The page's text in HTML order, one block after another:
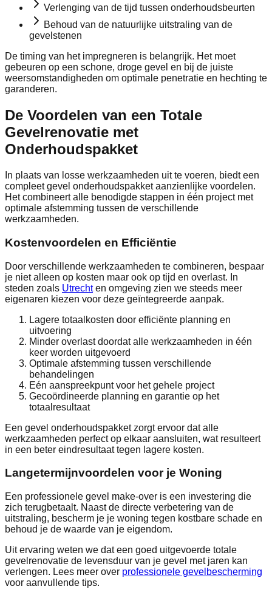
Verlenging van de tijd tussen onderhoudsbeurten
Behoud van de natuurlijke uitstraling van de
gevelstenen
De timing van het impregneren is belangrijk. Het moet
gebeuren op een schone, droge gevel en bij de juiste
weersomstandigheden om optimale penetratie en hechting te
garanderen.
De Voordelen van een Totale
Gevelrenovatie met
Onderhoudspakket
In plaats van losse werkzaamheden uit te voeren, biedt een
compleet gevel onderhoudspakket aanzienlijke voordelen.
Het combineert alle benodigde stappen in één project met
optimale afstemming tussen de verschillende
werkzaamheden.
Kostenvoordelen en Efficiëntie
Door verschillende werkzaamheden te combineren, bespaar
je niet alleen op kosten maar ook op tijd en overlast. In
steden zoals Utrecht en omgeving zien we steeds meer
eigenaren kiezen voor deze geïntegreerde aanpak.
Lagere totaalkosten door efficiënte planning en
uitvoering
Minder overlast doordat alle werkzaamheden in één
keer worden uitgevoerd
Optimale afstemming tussen verschillende
behandelingen
Eén aanspreekpunt voor het gehele project
Gecoördineerde planning en garantie op het
totaalresultaat
Een gevel onderhoudspakket zorgt ervoor dat alle
werkzaamheden perfect op elkaar aansluiten, wat resulteert
in een beter eindresultaat tegen lagere kosten.
Langetermijnvoordelen voor je Woning
Een professionele gevel make-over is een investering die
zich terugbetaalt. Naast de directe verbetering van de
uitstraling, bescherm je je woning tegen kostbare schade en
behoud je de waarde van je eigendom.
Uit ervaring weten we dat een goed uitgevoerde totale
gevelrenovatie de levensduur van je gevel met jaren kan
verlengen. Lees meer over professionele gevelbescherming
voor aanvullende tips.